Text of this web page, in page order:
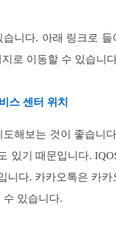
니다. 아래 링크로 들
로 이동할 수 있습니
스 센터 위치
해보는 것이 좋습니
있기 때문입니다.
니다. 카카오톡은 카카
수 있습니다.